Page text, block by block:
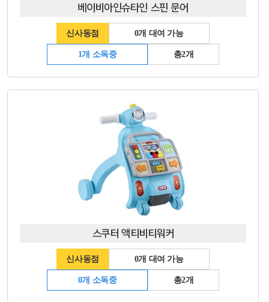
베이비아인슈타인 스핀 문어
신사동점 0개 대여 가능
1개 소독중 총2개
스쿠터 액티비티워커
신사동점 0개 대여 가능
0개 소독중 총2개